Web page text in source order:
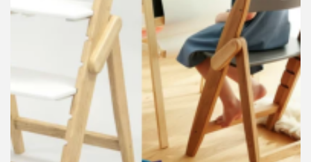
ライフスタイル
リビングダイニング
椅子